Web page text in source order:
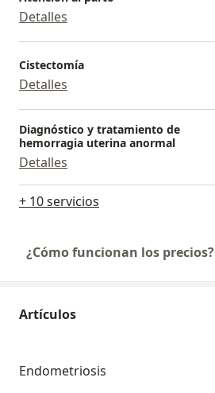
Detalles
Cistectomía
Detalles
Diagnóstico y tratamiento de
hemorragia uterina anormal
Detalles
+ 10 servicios
¿Cómo funcionan los precios?
Artículos
Endometriosis